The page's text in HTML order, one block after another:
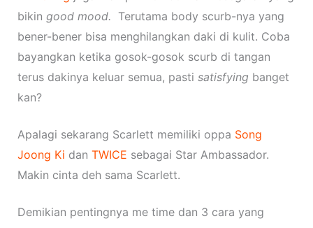
bikin good mood. Terutama body scurb-nya yang
bener-bener bisa menghilangkan daki di kulit. Coba
bayangkan ketika gosok-gosok scurb di tangan
terus dakinya keluar semua, pasti satisfying banget
kan?
Apalagi sekarang Scarlett memiliki oppa Song
Joong Ki dan TWICE sebagai Star Ambassador.
Makin cinta deh sama Scarlett.
Demikian pentingnya me time dan 3 cara yang